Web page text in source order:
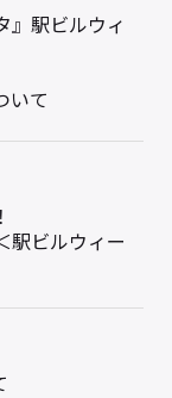
』駅ビルウィ
いて
駅ビルウィー